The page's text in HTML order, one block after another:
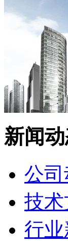
新闻
公
技
行业